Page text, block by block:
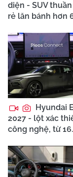
diện - SUV
rẻ lăn bánh hơn
Hyundai
2027 - lột xác
công nghệ, từ